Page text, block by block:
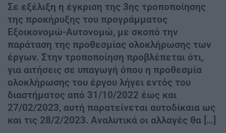
Σε εξέλιξη η έγκριση της 3ης τροποποίησης
της προκήρυξης του προγράμματος
Εξοικονομώ-Αυτονομώ, με σκοπό την
παράταση της προθεσμίας ολοκλήρωσης των
έργων. Στην τροποποίηση προβλέπεται ότι,
για αιτήσεις σε υπαγωγή όπου η προθεσμία
ολοκλήρωσης του έργου λήγει εντός του
διαστήματος από 31/10/2022 έως και
27/02/2023, αυτή παρατείνεται αυτοδίκαια ως
και τις 28/2/2023. Αναλυτικά οι αλλαγές θα […]